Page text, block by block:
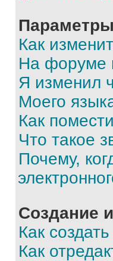
Как
На форуме
Я изменил
Моего
Как
Что такое
Почему,
Создание
Как
Как